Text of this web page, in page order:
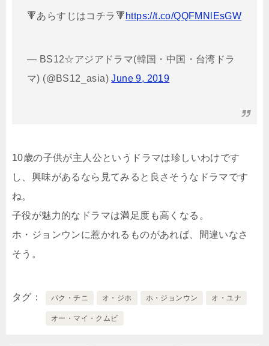
🔻あらすじはコチラ🔻 https://t.co/QQFMNlEsGW
— BS12☆アジアドラマ(韓国・中国・台湾ドラ
マ) (@BS12_asia)June 9, 2019
10歳の子供が主人公というドラマは珍しいわけです
し、興味があるなら見てみると良さそうなドラマです
ね。
子役が魅力的なドラマは満足度も高くなる。
ホ・ジョンウンに惹かれるものがあれば、間違いなさ
そう。
タグ パク・チニ オ・ジホ ホ・ジョンウン オ・ユナ
オー・マイ・クムビ